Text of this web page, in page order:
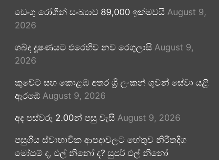
ඩෙංගු රෝගීන් සංඛ්‍යාව 89,000 ඉක්මවයි August 9,
2026
ශබ්ද දූෂණයට එරෙහිව නව රෙගුලාසි August 9,
2026
කුවේට් සහ කොළඹ අතර ශ්‍රී ලංකන් ගුවන් සේවා යළි
ඇරඹේ August 9, 2026
අද පස්වරු 2.00න් පසු වැසි August 9, 2026
පසුගිය ස්වාභාවික ආපදාවලට හේතුව නිරිතදිග
මෝසම් ද, එල් නිනෝ ද? සුපර් එල් නිනෝ